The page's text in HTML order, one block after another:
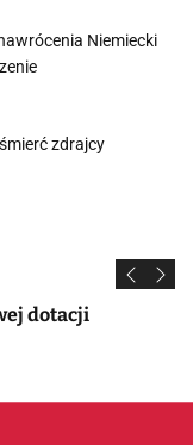
Niemiecki
zdrajcy
dotacji